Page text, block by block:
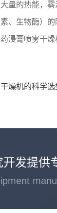
量的热能，
、生物酶）
浸膏喷雾干
燥机的科学
发提供